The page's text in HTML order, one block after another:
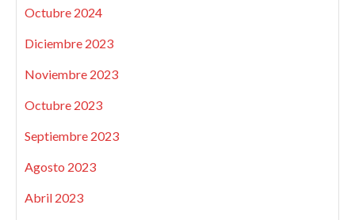
Octubre 2024
Diciembre 2023
Noviembre 2023
Octubre 2023
Septiembre 2023
Agosto 2023
Abril 2023